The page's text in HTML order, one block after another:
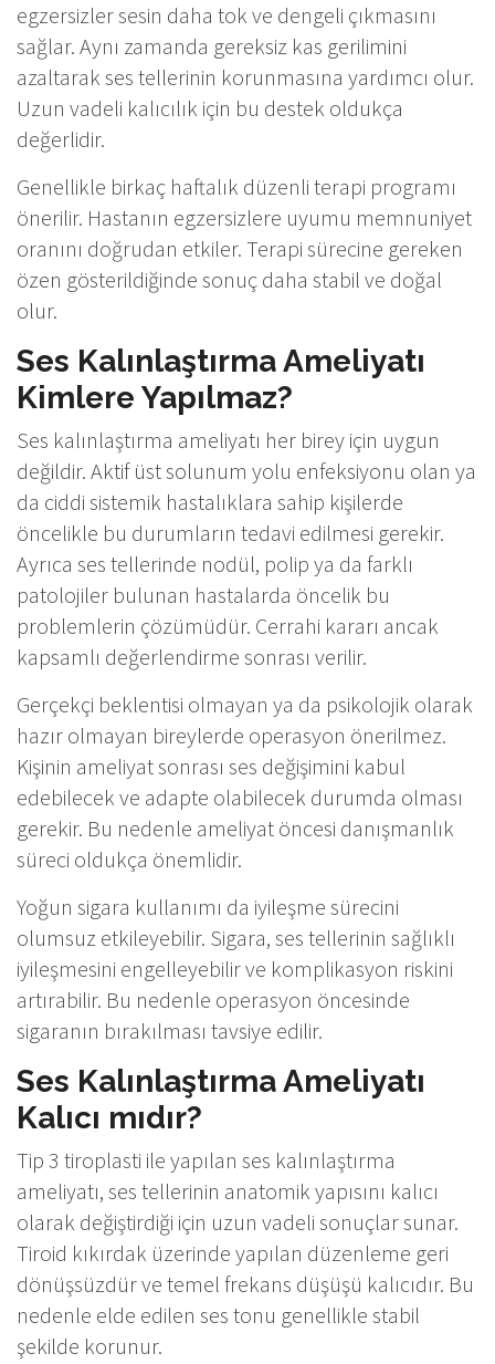
egzersizler sesin daha tok ve dengeli çıkmasını
sağlar. Aynı zamanda gereksiz kas gerilimini
azaltarak ses tellerinin korunmasına yardımcı olur.
Uzun vadeli kalıcılık için bu destek oldukça
değerlidir.
Genellikle birkaç haftalık düzenli terapi programı
önerilir. Hastanın egzersizlere uyumu memnuniyet
oranını doğrudan etkiler. Terapi sürecine gereken
özen gösterildiğinde sonuç daha stabil ve doğal
olur.
Ses Kalınlaştırma Ameliyatı
Kimlere Yapılmaz?
Ses kalınlaştırma ameliyatı her birey için uygun
değildir. Aktif üst solunum yolu enfeksiyonu olan ya
da ciddi sistemik hastalıklara sahip kişilerde
öncelikle bu durumların tedavi edilmesi gerekir.
Ayrıca ses tellerinde nodül, polip ya da farklı
patolojiler bulunan hastalarda öncelik bu
problemlerin çözümüdür. Cerrahi kararı ancak
kapsamlı değerlendirme sonrası verilir.
Gerçekçi beklentisi olmayan ya da psikolojik olarak
hazır olmayan bireylerde operasyon önerilmez.
Kişinin ameliyat sonrası ses değişimini kabul
edebilecek ve adapte olabilecek durumda olması
gerekir. Bu nedenle ameliyat öncesi danışmanlık
süreci oldukça önemlidir.
Yoğun sigara kullanımı da iyileşme sürecini
olumsuz etkileyebilir. Sigara, ses tellerinin sağlıklı
iyileşmesini engelleyebilir ve komplikasyon riskini
artırabilir. Bu nedenle operasyon öncesinde
sigaranın bırakılması tavsiye edilir.
Ses Kalınlaştırma Ameliyatı
Kalıcı mıdır?
Tip 3 tiroplasti ile yapılan ses kalınlaştırma
ameliyatı, ses tellerinin anatomik yapısını kalıcı
olarak değiştirdiği için uzun vadeli sonuçlar sunar.
Tiroid kıkırdak üzerinde yapılan düzenleme geri
dönüşsüzdür ve temel frekans düşüşü kalıcıdır. Bu
nedenle elde edilen ses tonu genellikle stabil
şekilde korunur.